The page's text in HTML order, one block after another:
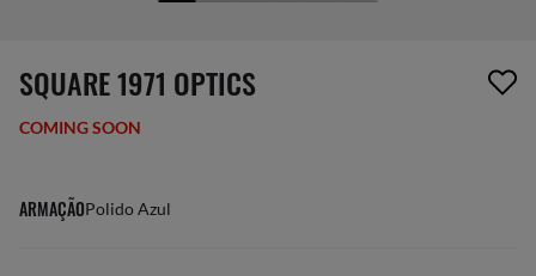
1 item foi removido da sua lista de desejos
SQUARE 1971 OPTICS
COMING SOON
ARMAÇÃOPolido Azul